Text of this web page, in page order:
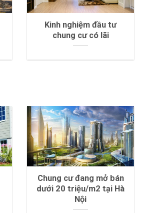
Kinh nghiệm đầu tư
chung cư có lãi
Chung cư đang mở bán
dưới 20 triệu/m2 tại Hà
Nội